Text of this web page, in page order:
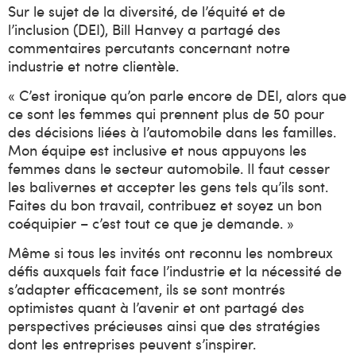
Sur le sujet de la diversité, de l’équité et de
l’inclusion (DEI), Bill Hanvey a partagé des
commentaires percutants concernant notre
industrie et notre clientèle.
« C’est ironique qu’on parle encore de DEI, alors que
ce sont les femmes qui prennent plus de 50 pour
des décisions liées à l’automobile dans les familles.
Mon équipe est inclusive et nous appuyons les
femmes dans le secteur automobile. Il faut cesser
les balivernes et accepter les gens tels qu’ils sont.
Faites du bon travail, contribuez et soyez un bon
coéquipier – c’est tout ce que je demande. »
Même si tous les invités ont reconnu les nombreux
défis auxquels fait face l’industrie et la nécessité de
s’adapter efficacement, ils se sont montrés
optimistes quant à l’avenir et ont partagé des
perspectives précieuses ainsi que des stratégies
dont les entreprises peuvent s’inspirer.